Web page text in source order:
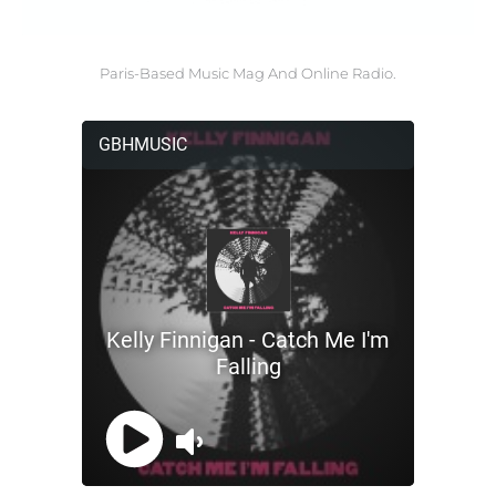
Paris-Based Music Mag And Online Radio.